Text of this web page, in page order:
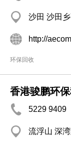
沙田 沙田
http://
环保回收
香港骏鹏环
5229 9409
流浮山 深